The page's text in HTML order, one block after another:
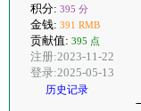
积分: 395 分
金钱: 391 RMB
贡献值: 395 点
注册:2023-11-22
登录:2025-05-13
历史记录